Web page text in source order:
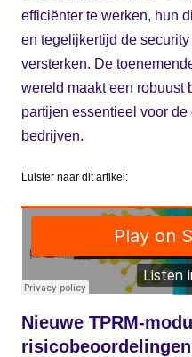
efficiënter te werken, hun
en tegelijkertijd de
versterken. De
wereld maakt een robuust
partijen essentieel voor
bedrijven.
Luister naar dit artikel:
Nieuwe TPRM-
risicobeoordelingen